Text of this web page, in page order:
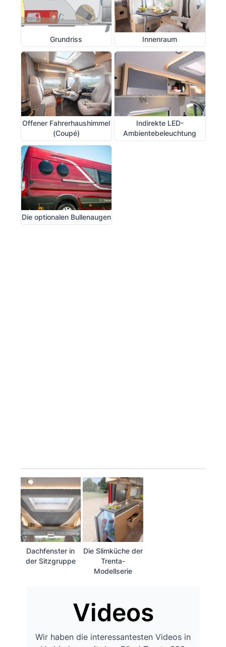
Grundriss Innenraum
Offener Fahrerhaushimmel
(Coupé)
Indirekte LED-
Ambientebeleuchtung
Die optionalen Bullenaugen
Dachfenster in
der Sitzgruppe
Die Slimküche der
Trenta-
Modellserie
Videos
Wir haben die interessantesten Videos in